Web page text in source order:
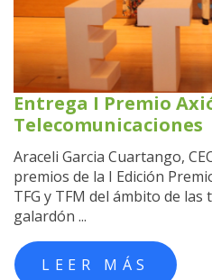
Entrega I Premio
Telecomunicaciones
Araceli Garcia Cuartango,
premios de la I Edición
TFG y TFM del ámbito de las
galardón ...
LEER MÁS